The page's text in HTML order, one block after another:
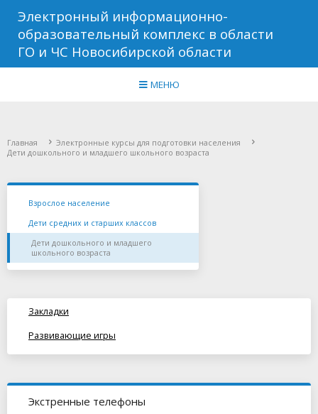
Электронный информационно-
образовательный комплекс в области
ГО и ЧС Новосибирской области
МЕНЮ
Главная
Электронные курсы для подготовки населения
Дети дошкольного и младшего школьного возраста
Взрослое население
Дети средних и старших классов
Дети дошкольного и младшего
школьного возраста
Закладки
Развивающие игры
Экстренные телефоны